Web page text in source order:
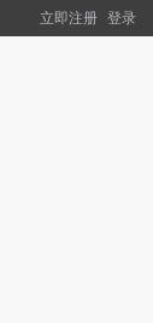
立即注册 登录